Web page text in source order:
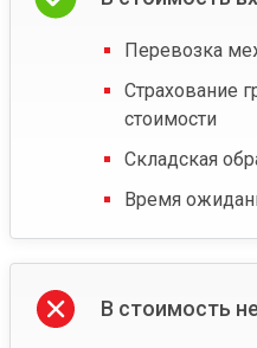
Перевозка
Страхование
стоимости
Складская
Время
В стоимость